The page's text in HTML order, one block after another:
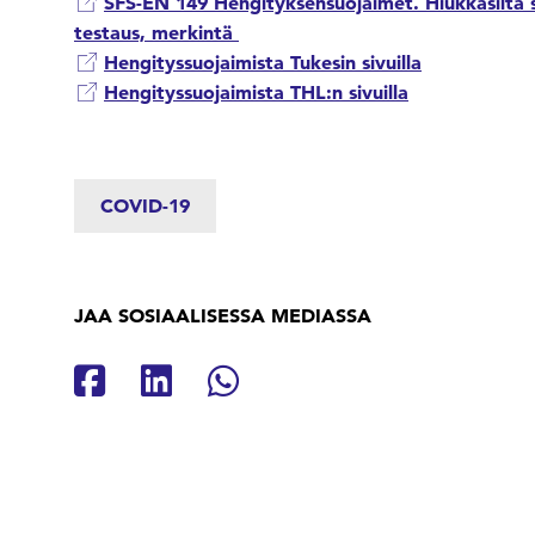
testaus, merkintä
Hengityssuojaimista Tukesin sivuilla
Hengityssuojaimista THL:n sivuilla
COVID-19
JAA SOSIAALISESSA MEDIASSA
Jaa Facebookissa
Jaa Linkedinissä
Jaa Whatsappissa